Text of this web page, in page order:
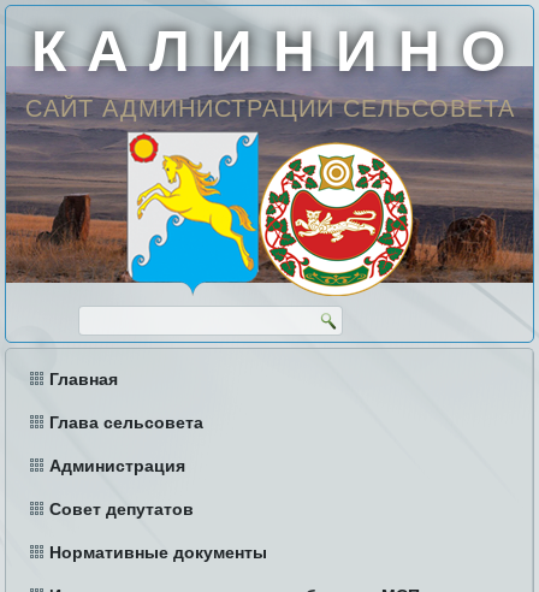
К А Л И Н И Н О
САЙТ АДМИНИСТРАЦИИ СЕЛЬСОВЕТА
Главная
Глава сельсовета
Администрация
Совет депутатов
Нормативные документы